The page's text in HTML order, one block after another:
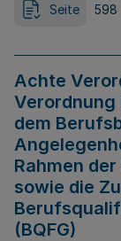
Seite 598
Achte
Verordnung
dem
Rahmen
sowie die
(BQFG)